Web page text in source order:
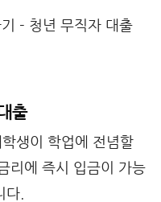
출
생이 학업에 전념할
리에 즉시 입금이 가능
다.